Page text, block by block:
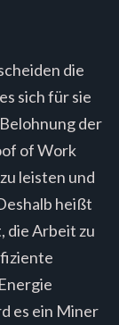
die
sich für sie
der
of Work
leisten und
heißt
die Arbeit zu
es ein Miner